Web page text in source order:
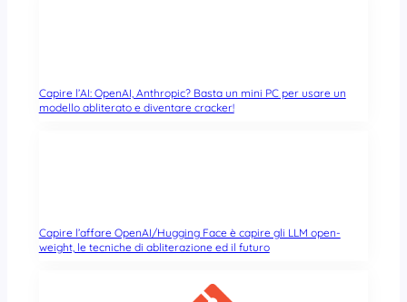
Capire l’AI: OpenAI, Anthropic? Basta un mini PC per usare un
modello abliterato e diventare cracker!
Capire l’affare OpenAI/Hugging Face è capire gli LLM open-
weight, le tecniche di abliterazione ed il futuro